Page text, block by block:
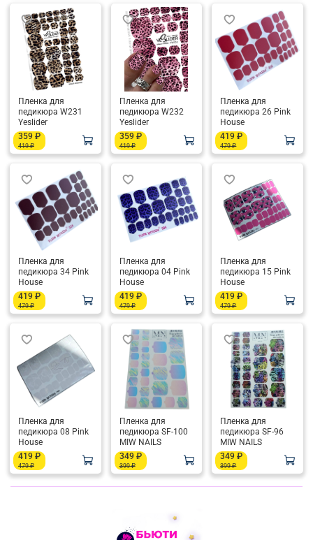
Пленка для
педикюра W231
Yeslider
359 ₽
419 ₽
Пленка для
педикюра W232
Yeslider
359 ₽
419 ₽
Пленка для
педикюра 26 Pink
House
419 ₽
479 ₽
Пленка для
педикюра 34 Pink
House
419 ₽
479 ₽
Пленка для
педикюра 04 Pink
House
419 ₽
479 ₽
Пленка для
педикюра 15 Pink
House
419 ₽
479 ₽
Пленка для
педикюра 08 Pink
House
419 ₽
479 ₽
Пленка для
педикюра SF-100
MIW NAILS
349 ₽
399 ₽
Пленка для
педикюра SF-96
MIW NAILS
349 ₽
399 ₽